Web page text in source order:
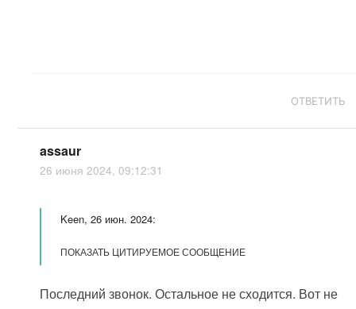
ОТВЕТИТЬ
assaur
26 июня 2024, 09:12:31
Keen, 26 июн. 2024:
ПОКАЗАТЬ ЦИТИРУЕМОЕ СООБЩЕНИЕ
Последний звонок. Остальное не сходится. Вот не